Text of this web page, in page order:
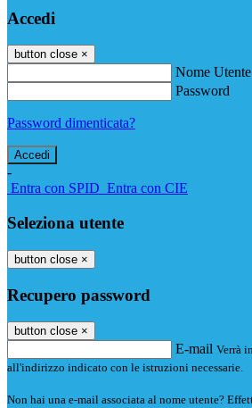
Accedi
button close ×
Nome Utente
Password
Password dimenticata?
-
Entra con SPID Entra con CIE
Seleziona utente
button close ×
Recupero password
button close ×
E-mail Verrà
all'indirizzo indicato con le istruzioni necessarie.
Non hai una e-mail associata al nome utente?